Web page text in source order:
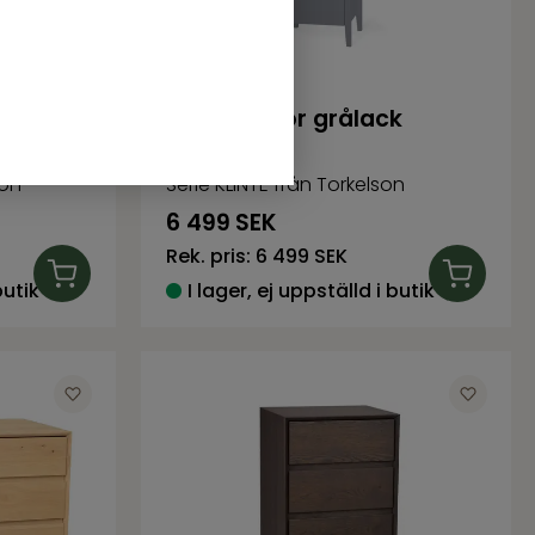
Byrå 7 lådor grålack
Serie KLINTE från Torkelson
6 499 SEK
Rek. pris: 6 499 SEK
I lager, ej uppställd i butik